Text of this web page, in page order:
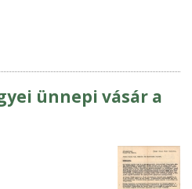
ünnepi vásár a